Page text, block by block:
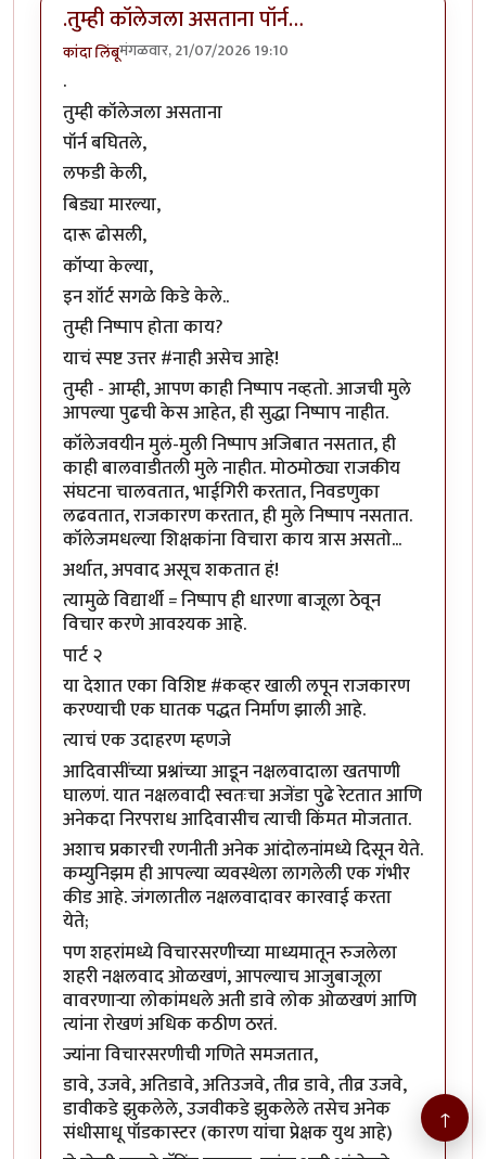
.तुम्ही कॉलेजला असताना पॉर्न…
कांदा लिंबूमंगळवार, 21/07/2026 19:10
.
तुम्ही कॉलेजला असताना
पॉर्न बघितले,
लफडी केली,
बिड्या मारल्या,
दारू ढोसली,
कॉप्या केल्या,
इन शॉर्ट सगळे किडे केले..
तुम्ही निष्पाप होता काय?
याचं स्पष्ट उत्तर #नाही असेच आहे!
तुम्ही - आम्ही, आपण काही निष्पाप नव्हतो. आजची मुले
आपल्या पुढची केस आहेत, ही सुद्धा निष्पाप नाहीत.
कॉलेजवयीन मुलं-मुली निष्पाप अजिबात नसतात, ही
काही बालवाडीतली मुले नाहीत. मोठमोठ्या राजकीय
संघटना चालवतात, भाईगिरी करतात, निवडणुका
लढवतात, राजकारण करतात, ही मुले निष्पाप नसतात.
कॉलेजमधल्या शिक्षकांना विचारा काय त्रास असतो...
अर्थात, अपवाद असूच शकतात हं!
त्यामुळे विद्यार्थी = निष्पाप ही धारणा बाजूला ठेवून
विचार करणे आवश्यक आहे.
पार्ट २
या देशात एका विशिष्ट #कव्हर खाली लपून राजकारण
करण्याची एक घातक पद्धत निर्माण झाली आहे.
त्याचं एक उदाहरण म्हणजे
आदिवासींच्या प्रश्नांच्या आडून नक्षलवादाला खतपाणी
घालणं. यात नक्षलवादी स्वतःचा अजेंडा पुढे रेटतात आणि
अनेकदा निरपराध आदिवासीच त्याची किंमत मोजतात.
अशाच प्रकारची रणनीती अनेक आंदोलनांमध्ये दिसून येते.
कम्युनिझम ही आपल्या व्यवस्थेला लागलेली एक गंभीर
कीड आहे. जंगलातील नक्षलवादावर कारवाई करता
येते;
पण शहरांमध्ये विचारसरणीच्या माध्यमातून रुजलेला
शहरी नक्षलवाद ओळखणं, आपल्याच आजुबाजूला
वावरणाऱ्या लोकांमधले अती डावे लोक ओळखणं आणि
त्यांना रोखणं अधिक कठीण ठरतं.
ज्यांना विचारसरणीची गणिते समजतात,
डावे, उजवे, अतिडावे, अतिउजवे, तीव्र डावे, तीव्र उजवे,
डावीकडे झुकलेले, उजवीकडे झुकलेले तसेच अनेक
संधीसाधू पॉडकास्टर (कारण यांचा प्रेक्षक युथ आहे)
↑